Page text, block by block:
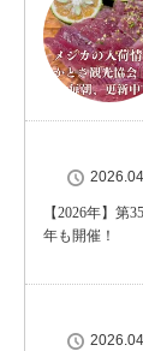
【2026年】
年も開催！